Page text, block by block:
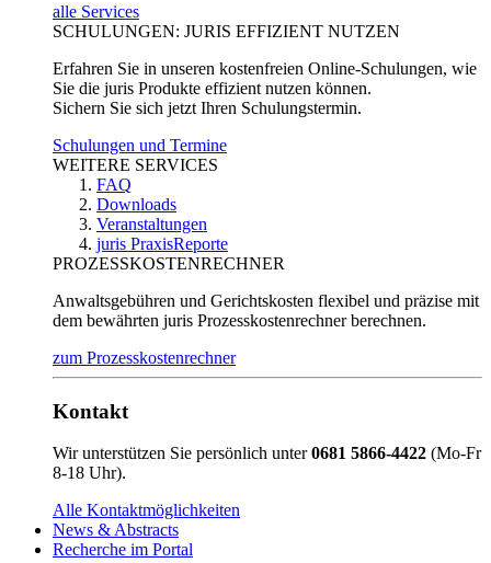
alle Services
SCHULUNGEN: JURIS EFFIZIENT NUTZEN
Erfahren Sie in unseren kostenfreien Online-Schulungen, wie
Sie die juris Produkte effizient nutzen können.
Sichern Sie sich jetzt Ihren Schulungstermin.
Schulungen und Termine
WEITERE SERVICES
FAQ
Downloads
Veranstaltungen
juris PraxisReporte
PROZESSKOSTENRECHNER
Anwaltsgebühren und Gerichtskosten flexibel und präzise mit
dem bewährten juris Prozesskostenrechner berechnen.
zum Prozesskostenrechner
Kontakt
Wir unterstützen Sie persönlich unter0681 5866-4422 (Mo-Fr
8-18 Uhr).
Alle Kontaktmöglichkeiten
News & Abstracts
Recherche im Portal